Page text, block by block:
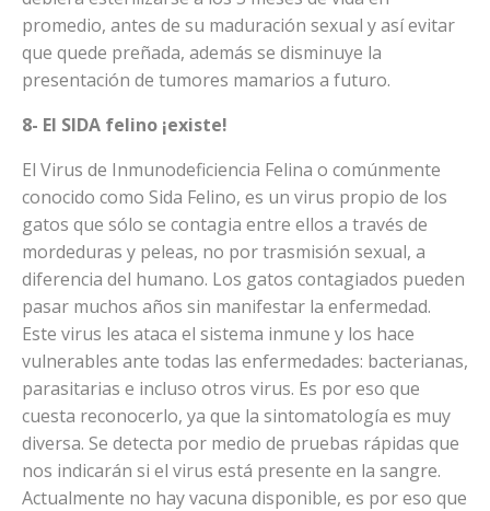
promedio, antes de su maduración sexual y así evitar
que quede preñada, además se disminuye la
presentación de tumores mamarios a futuro.
8- El SIDA felino ¡existe!
El Virus de Inmunodeficiencia Felina o comúnmente
conocido como Sida Felino, es un virus propio de los
gatos que sólo se contagia entre ellos a través de
mordeduras y peleas, no por trasmisión sexual, a
diferencia del humano. Los gatos contagiados pueden
pasar muchos años sin manifestar la enfermedad.
Este virus les ataca el sistema inmune y los hace
vulnerables ante todas las enfermedades: bacterianas,
parasitarias e incluso otros virus. Es por eso que
cuesta reconocerlo, ya que la sintomatología es muy
diversa. Se detecta por medio de pruebas rápidas que
nos indicarán si el virus está presente en la sangre.
Actualmente no hay vacuna disponible, es por eso que